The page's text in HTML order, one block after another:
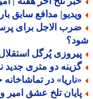
مدافع سابق بارسا
الاجل برای
پُرگل استقلال
دو متری جدید
در تماشاخانه
تلخ عشق امیر و